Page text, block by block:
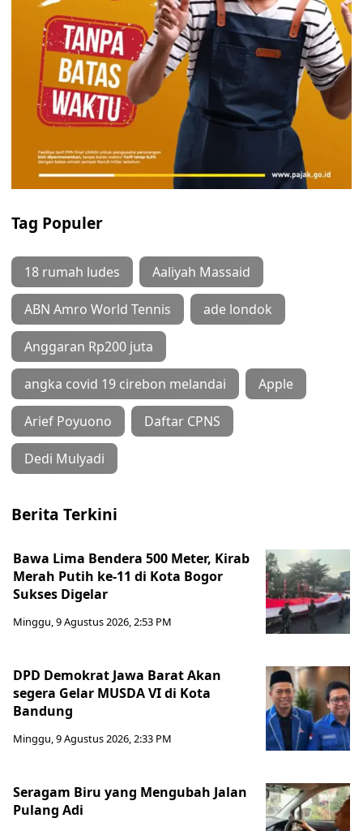
Tag Populer
18 rumah ludes Aaliyah Massaid
ABN Amro World Tennis ade londok
Anggaran Rp200 juta
angka covid 19 cirebon melandai Apple
Arief Poyuono Daftar CPNS
Dedi Mulyadi
Berita Terkini
Bawa Lima Bendera 500 Meter, Kirab
Merah Putih ke-11 di Kota Bogor
Sukses Digelar
Minggu, 9 Agustus 2026, 2:53 PM
DPD Demokrat Jawa Barat Akan
segera Gelar MUSDA VI di Kota
Bandung
Minggu, 9 Agustus 2026, 2:33 PM
Seragam Biru yang Mengubah Jalan
Pulang Adi